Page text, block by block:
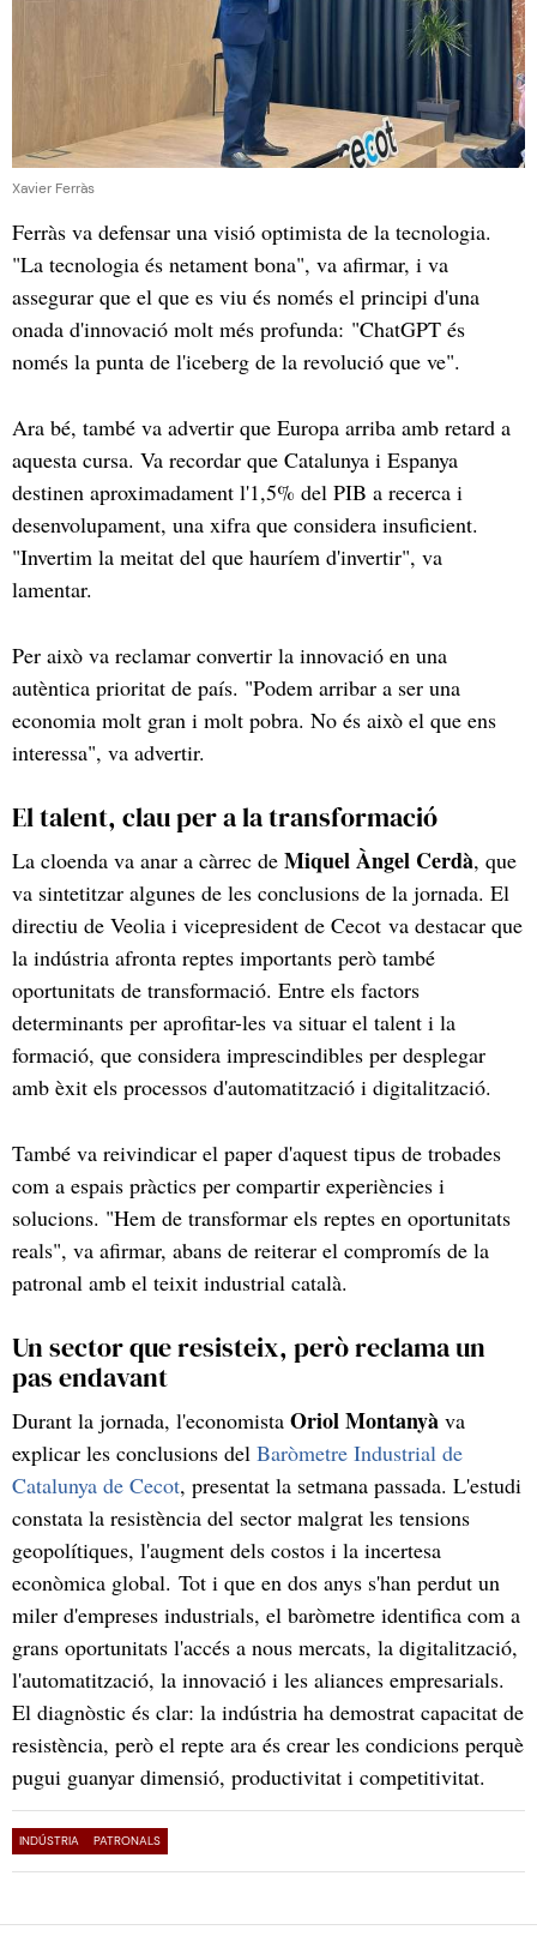
Xavier Ferràs
Ferràs va defensar una visió optimista de la tecnologia.
"La tecnologia és netament bona", va afirmar, i va
assegurar que el que es viu és només el principi d'una
onada d'innovació molt més profunda: "ChatGPT és
només la punta de l'iceberg de la revolució que ve".
Ara bé, també va advertir que Europa arriba amb retard a
aquesta cursa. Va recordar que Catalunya i Espanya
destinen aproximadament l'1,5% del PIB a recerca i
desenvolupament, una xifra que considera insuficient.
"Invertim la meitat del que hauríem d'invertir", va
lamentar.
Per això va reclamar convertir la innovació en una
autèntica prioritat de país. "Podem arribar a ser una
economia molt gran i molt pobra. No és això el que ens
interessa", va advertir.
El talent, clau per a la transformació
La cloenda va anar a càrrec de Miquel Àngel Cerdà, que
va sintetitzar algunes de les conclusions de la jornada. El
directiu de Veolia i vicepresident de Cecot va destacar que
la indústria afronta reptes importants però també
oportunitats de transformació. Entre els factors
determinants per aprofitar-les va situar el talent i la
formació, que considera imprescindibles per desplegar
amb èxit els processos d'automatització i digitalització.
També va reivindicar el paper d'aquest tipus de trobades
com a espais pràctics per compartir experiències i
solucions. "Hem de transformar els reptes en oportunitats
reals", va afirmar, abans de reiterar el compromís de la
patronal amb el teixit industrial català.
Un sector que resisteix, però reclama un
pas endavant
Durant la jornada, l'economista Oriol Montanyà va
explicar les conclusions del Baròmetre Industrial de
Catalunya de Cecot, presentat la setmana passada. L'estudi
constata la resistència del sector malgrat les tensions
geopolítiques, l'augment dels costos i la incertesa
econòmica global. Tot i que en dos anys s'han perdut un
miler d'empreses industrials, el baròmetre identifica com a
grans oportunitats l'accés a nous mercats, la digitalització,
l'automatització, la innovació i les aliances empresarials.
El diagnòstic és clar: la indústria ha demostrat capacitat de
resistència, però el repte ara és crear les condicions perquè
pugui guanyar dimensió, productivitat i competitivitat.
INDÚSTRIA PATRONALS